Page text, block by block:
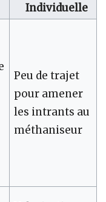
Individuelle
Peu de trajet
pour amener
les intrants au
méthaniseur